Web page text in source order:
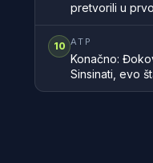
pretvorili u
10 ATP
Konačno:
Sinsinati, evo